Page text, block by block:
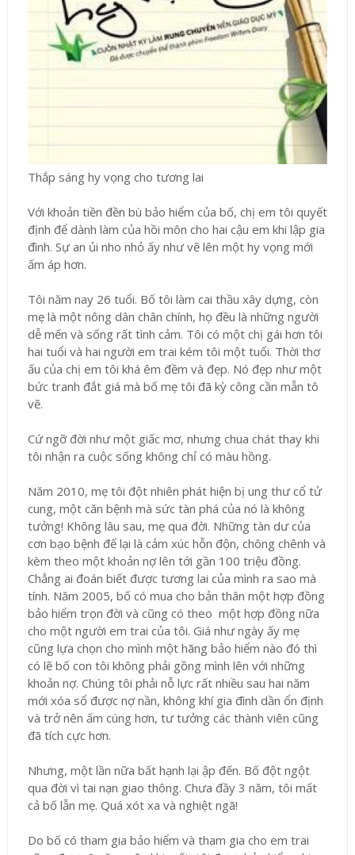
Thắp sáng hy vọng cho tương lai
Với khoản tiền đền bù bảo hiểm của bố, chị em tôi quyết
định để dành làm của hồi môn cho hai cậu em khi lập gia
đình. Sự an ủi nho nhỏ ấy như vẽ lên một hy vọng mới
ấm áp hơn.
Tôi năm nay 26 tuổi. Bố tôi làm cai thầu xây dựng, còn
mẹ là một nông dân chân chính, họ đều là những người
dễ mến và sống rất tình cảm. Tôi có một chị gái hơn tôi
hai tuổi và hai người em trai kém tôi một tuổi. Thời thơ
ấu của chị em tôi khá êm đềm và đẹp. Nó đẹp như một
bức tranh đắt giá mà bố mẹ tôi đã kỳ công cần mẫn tô
vẽ.
Cứ ngỡ đời như một giấc mơ, nhưng chua chát thay khi
tôi nhận ra cuộc sống không chỉ có màu hồng.
Năm 2010, mẹ tôi đột nhiên phát hiện bị ung thư cổ tử
cung, một căn bệnh mà sức tàn phá của nó là không
tưởng! Không lâu sau, mẹ qua đời. Những tàn dư của
cơn bạo bệnh để lại là cảm xúc hỗn độn, chông chênh và
kèm theo một khoản nợ lên tới gần 100 triệu đồng.
Chẳng ai đoán biết được tương lai của mình ra sao mà
tính. Năm 2005, bố có mua cho bản thân một hợp đồng
bảo hiểm trọn đời và cũng có theo một hợp đồng nữa
cho một người em trai của tôi. Giá như ngày ấy mẹ
cũng lựa chọn cho mình một hãng bảo hiểm nào đó thì
có lẽ bố con tôi không phải gồng mình lên với những
khoản nợ. Chúng tôi phải nỗ lực rất nhiều sau hai năm
mới xóa sổ được nợ nần, không khí gia đình dần ổn định
và trở nên ấm cúng hơn, tư tưởng các thành viên cũng
đã tích cực hơn.
Nhưng, một lần nữa bất hạnh lại ập đến. Bố đột ngột
qua đời vì tai nạn giao thông. Chưa đầy 3 năm, tôi mất
cả bố lẫn mẹ. Quá xót xa và nghiệt ngã!
Do bố có tham gia bảo hiểm và tham gia cho em trai